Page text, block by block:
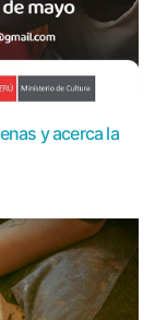
y acerca la